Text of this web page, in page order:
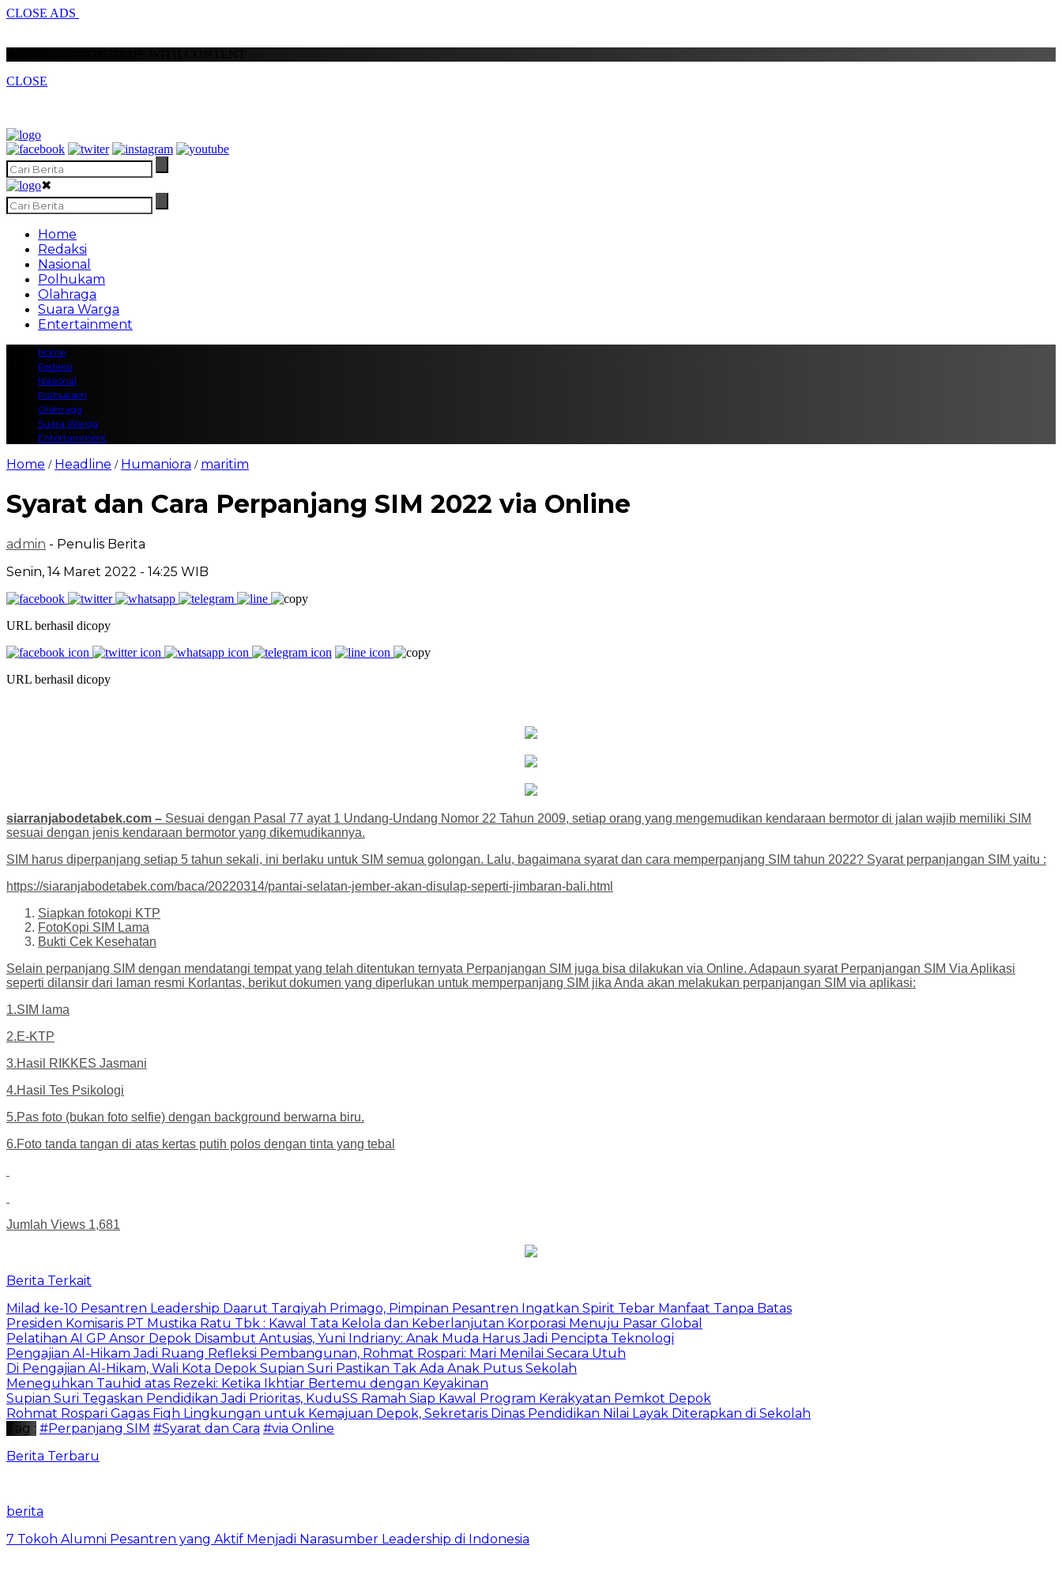
CLOSE ADS
CLOSE
✖
Home
Redaksi
Nasional
Polhukam
Olahraga
Suara Warga
Entertainment
Home
Redaksi
Nasional
Polhukam
Olahraga
Suara Warga
Entertainment
Home / Headline / Humaniora / maritim
Syarat dan Cara Perpanjang SIM 2022 via Online
admin - Penulis Berita
Senin, 14 Maret 2022 - 14:25 WIB
URL berhasil dicopy
URL berhasil dicopy
siarranjabodetabek.com – Sesuai dengan Pasal 77 ayat 1 Undang-Undang Nomor 22 Tahun 2009, setiap orang yang mengemudikan kendaraan bermotor di jalan wajib memiliki SIM
sesuai dengan jenis kendaraan bermotor yang dikemudikannya.
SIM harus diperpanjang setiap 5 tahun sekali, ini berlaku untuk SIM semua golongan. Lalu, bagaimana syarat dan cara memperpanjang SIM tahun 2022? Syarat perpanjangan SIM yaitu :
https://siaranjabodetabek.com/baca/20220314/pantai-selatan-jember-akan-disulap-seperti-jimbaran-bali.html
Siapkan fotokopi KTP
FotoKopi SIM Lama
Bukti Cek Kesehatan
Selain perpanjang SIM dengan mendatangi tempat yang telah ditentukan ternyata Perpanjangan SIM juga bisa dilakukan via Online. Adapaun syarat Perpanjangan SIM Via Aplikasi
seperti dilansir dari laman resmi Korlantas, berikut dokumen yang diperlukan untuk memperpanjang SIM jika Anda akan melakukan perpanjangan SIM via aplikasi:
1.SIM lama
2.E-KTP
3.Hasil RIKKES Jasmani
4.Hasil Tes Psikologi
5.Pas foto (bukan foto selfie) dengan background berwarna biru.
6.Foto tanda tangan di atas kertas putih polos dengan tinta yang tebal
Jumlah Views 1,681
Berita Terkait
Milad ke-10 Pesantren Leadership Daarut Tarqiyah Primago, Pimpinan Pesantren Ingatkan Spirit Tebar Manfaat Tanpa Batas
Presiden Komisaris PT Mustika Ratu Tbk : Kawal Tata Kelola dan Keberlanjutan Korporasi Menuju Pasar Global
Pelatihan AI GP Ansor Depok Disambut Antusias, Yuni Indriany: Anak Muda Harus Jadi Pencipta Teknologi
Pengajian Al-Hikam Jadi Ruang Refleksi Pembangunan, Rohmat Rospari: Mari Menilai Secara Utuh
Di Pengajian Al-Hikam, Wali Kota Depok Supian Suri Pastikan Tak Ada Anak Putus Sekolah
Meneguhkan Tauhid atas Rezeki: Ketika Ikhtiar Bertemu dengan Keyakinan
Supian Suri Tegaskan Pendidikan Jadi Prioritas, KuduSS Ramah Siap Kawal Program Kerakyatan Pemkot Depok
Rohmat Rospari Gagas Fiqh Lingkungan untuk Kemajuan Depok, Sekretaris Dinas Pendidikan Nilai Layak Diterapkan di Sekolah
Tag : #Perpanjang SIM #Syarat dan Cara #via Online
Berita Terbaru
berita
7 Tokoh Alumni Pesantren yang Aktif Menjadi Narasumber Leadership di Indonesia